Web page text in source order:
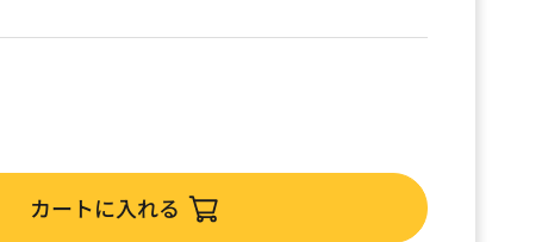
カートに入れる